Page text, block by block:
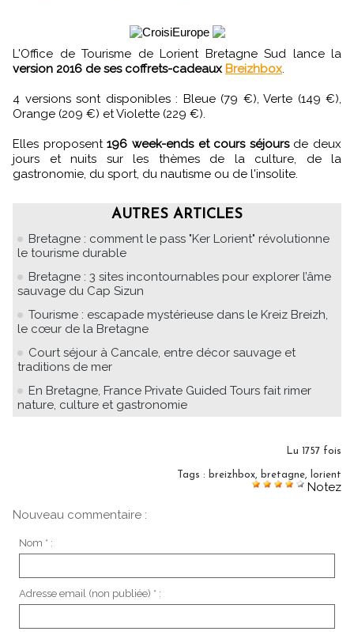
L'Office de Tourisme de Lorient Bretagne Sud lance la
version 2016 de ses coffrets-cadeaux Breizhbox.
4 versions sont disponibles : Bleue (79 €), Verte (149 €),
Orange (209 €) et Violette (229 €).
Elles proposent196 week-ends et cours séjours de deux
jours et nuits sur les thèmes de la culture, de la
gastronomie, du sport, du nautisme ou de l'insolite.
AUTRES ARTICLES
Bretagne : comment le pass "Ker Lorient" révolutionne
le tourisme durable
Bretagne : 3 sites incontournables pour explorer l’âme
sauvage du Cap Sizun
Tourisme : escapade mystérieuse dans le Kreiz Breizh,
le cœur de la Bretagne
Court séjour à Cancale, entre décor sauvage et
traditions de mer
En Bretagne, France Private Guided Tours fait rimer
nature, culture et gastronomie
Lu 1757 fois
Tags : breizhbox, bretagne, lorient
Notez
Nouveau commentaire :
Nom * :
Adresse email (non publiée) * :